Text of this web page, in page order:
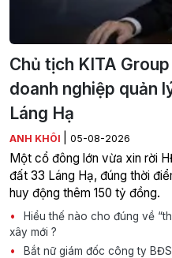
Chủ tịch KITA
doanh nghiệp quản
Láng Hạ
ANH KHÔI 05-08-2026
Một cổ đông lớn vừa xin rời
đất 33 Láng Hạ, đúng thời
huy động thêm 150 tỷ đồng.
Hiểu thế nào cho đúng về
xây mới ?
Bắt nữ giám đốc công ty